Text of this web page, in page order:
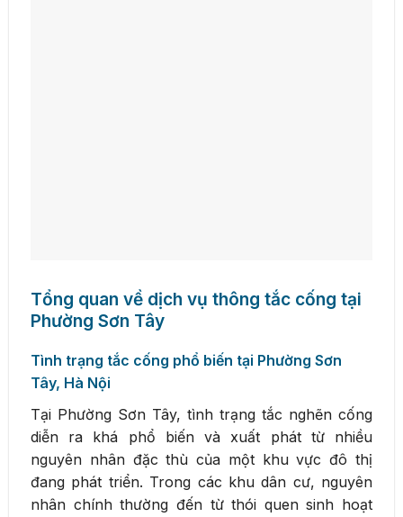
Tổng quan về dịch vụ thông tắc cống tại
Phường Sơn Tây
Tình trạng tắc cống phổ biến tại Phường Sơn
Tây, Hà Nội
Tại Phường Sơn Tây, tình trạng tắc nghẽn cống
diễn ra khá phổ biến và xuất phát từ nhiều
nguyên nhân đặc thù của một khu vực đô thị
đang phát triển. Trong các khu dân cư, nguyên
nhân chính thường đến từ thói quen sinh hoạt